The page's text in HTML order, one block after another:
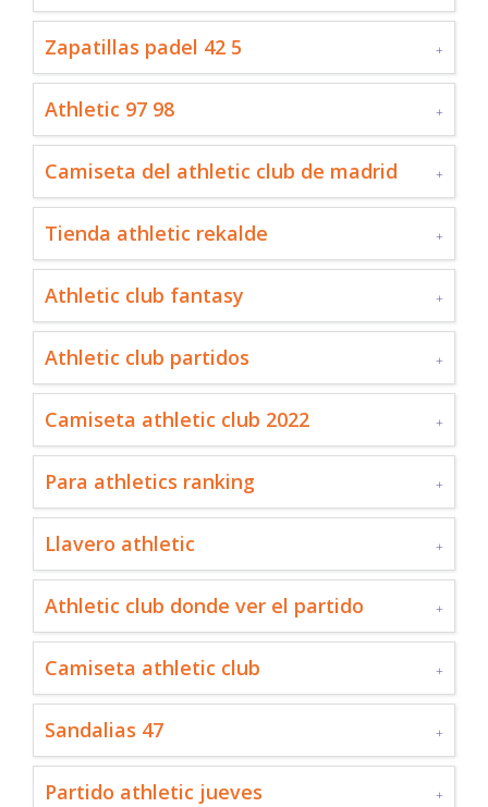
Zapatillas padel 42 5
Athletic 97 98
Camiseta del athletic club de madrid
Tienda athletic rekalde
Athletic club fantasy
Athletic club partidos
Camiseta athletic club 2022
Para athletics ranking
Llavero athletic
Athletic club donde ver el partido
Camiseta athletic club
Sandalias 47
Partido athletic jueves